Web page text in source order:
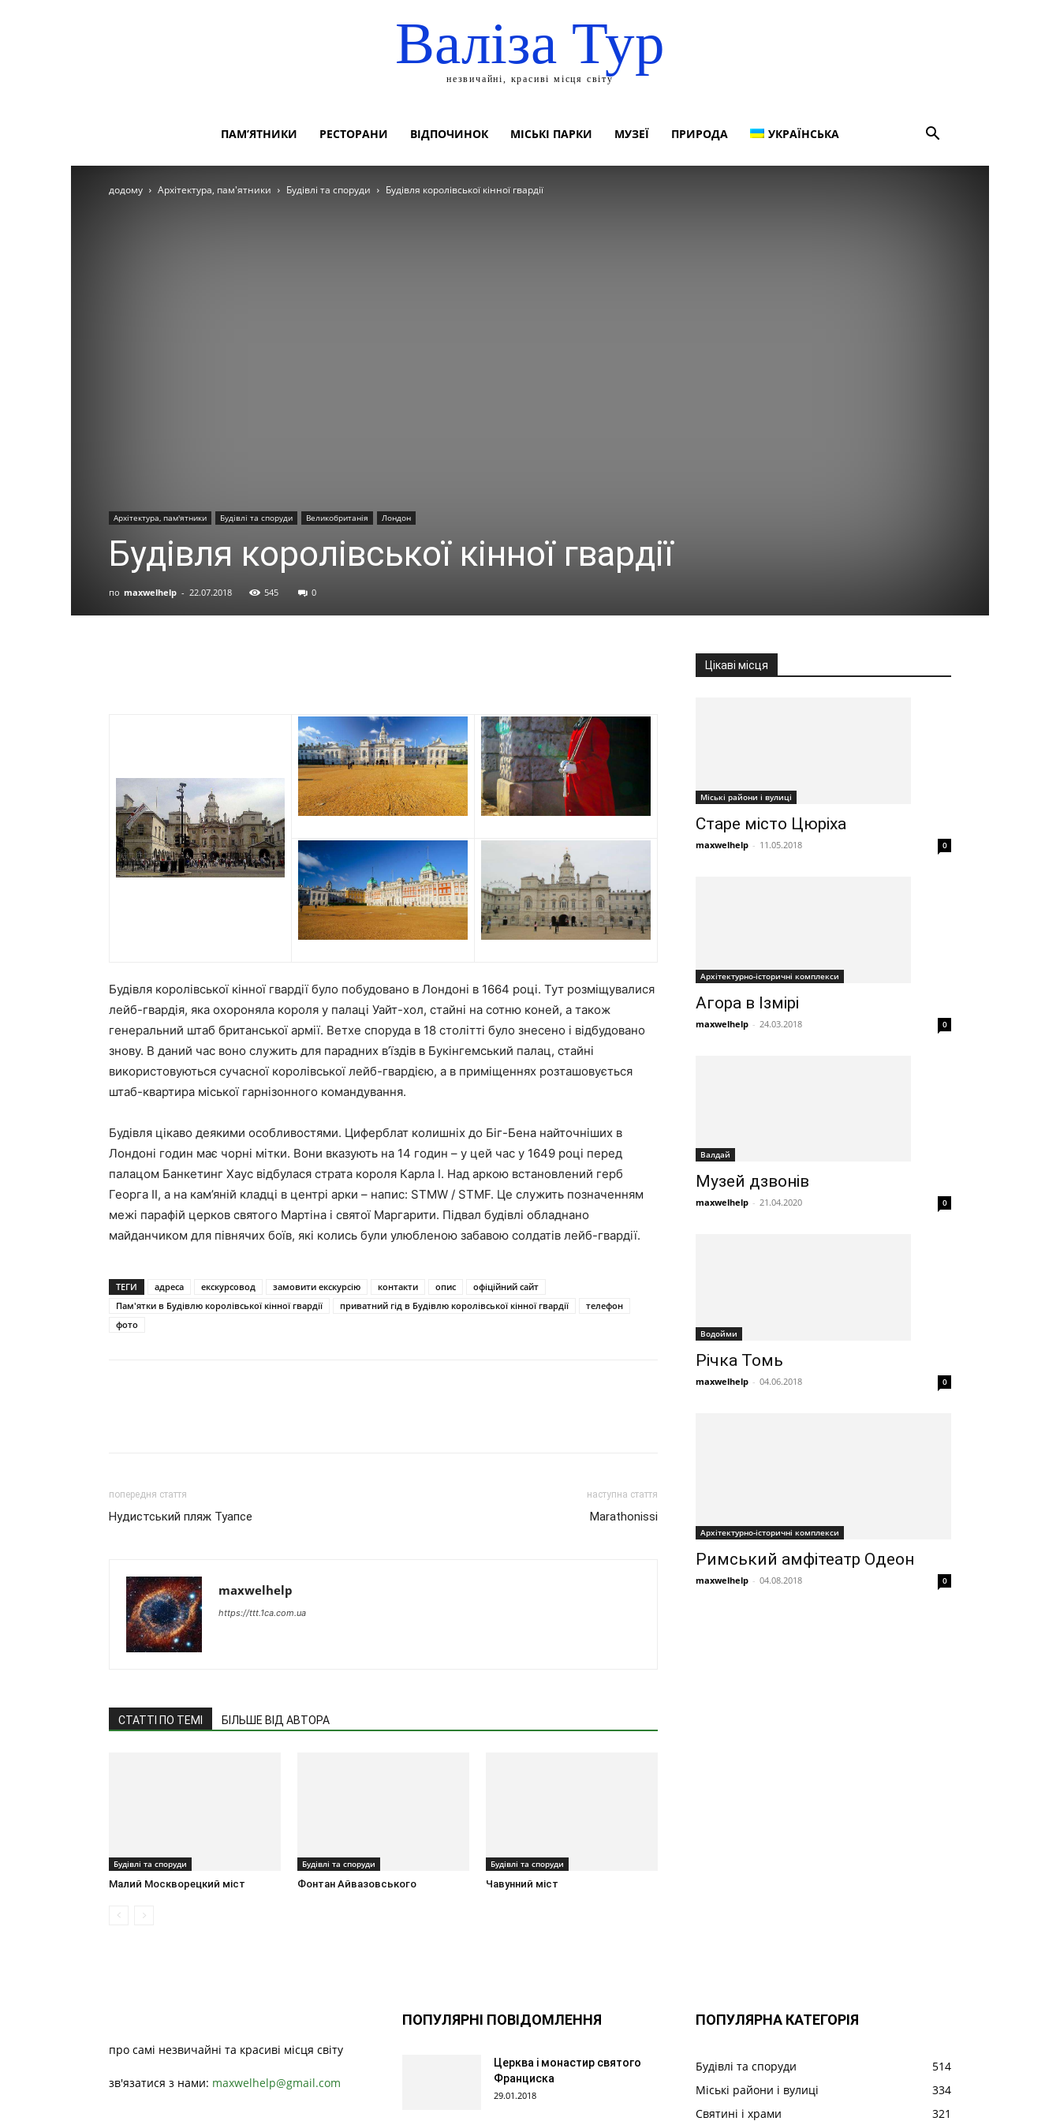
Валіза Тур
незвичайні, красиві місця світу
ПАМ’ЯТНИКИ РЕСТОРАНИ ВІДПОЧИНОК МІСЬКІ ПАРКИ МУЗЕЇ ПРИРОДА УКРАЇНСЬКА
додому Архітектура, пам'ятники Будівлі та споруди Будівля королівської кінної гвардії
Архітектура, пам'ятники Будівлі та споруди Великобританія Лондон
Будівля королівської кінної гвардії
по maxwelhelp - 22.07.2018 545 0
Будівля королівської кінної гвардії було побудовано в Лондоні в 1664 році. Тут розміщувалися
лейб-гвардія, яка охороняла короля у палаці Уайт-хол, стайні на сотню коней, а також
генеральний штаб британської армії. Ветхе споруда в 18 столітті було знесено і відбудовано
знову. В даний час воно служить для парадних в’їздів в Букінгемський палац, стайні
використовуються сучасної королівської лейб-гвардією, а в приміщеннях розташовується
штаб-квартира міської гарнізонного командування.
Будівля цікаво деякими особливостями. Циферблат колишніх до Біг-Бена найточніших в
Лондоні годин має чорні мітки. Вони вказують на 14 годин – у цей час у 1649 році перед
палацом Банкетинг Хаус відбулася страта короля Карла I. Над аркою встановлений герб
Георга II, а на кам’яній кладці в центрі арки – напис: STMW / STMF. Це служить позначенням
межі парафій церков святого Мартіна і святої Маргарити. Підвал будівлі обладнано
майданчиком для півнячих боїв, які колись були улюбленою забавою солдатів лейб-гвардії.
ТЕГИ адреса екскурсовод замовити екскурсію контакти опис
офіційний сайт
Пам'ятки в Будівлю королівської кінної гвардії
приватний гід в Будівлю королівської кінної гвардії
телефон
фото
попередня стаття
Нудистський пляж Туапсе
наступна стаття
Marathonissi
maxwelhelp
https://ttt.1ca.com.ua
СТАТТІ ПО ТЕМІ БІЛЬШЕ ВІД АВТОРА
Будівлі та споруди
Малий Москворецкий міст
Будівлі та споруди
Фонтан Айвазовського
Будівлі та споруди
Чавунний міст
Цікаві місця
Міські райони і вулиці
Старе місто Цюріха
maxwelhelp - 11.05.2018 0
Архітектурно-історичні комплекси
Агора в Ізмірі
maxwelhelp - 24.03.2018 0
Валдай
Музей дзвонів
maxwelhelp - 21.04.2020 0
Водойми
Річка Томь
maxwelhelp - 04.06.2018 0
Архітектурно-історичні комплекси
Римський амфітеатр Одеон
maxwelhelp - 04.08.2018 0
про самі незвичайні та красиві місця світу
зв'язатися з нами: maxwelhelp@gmail.com
ПОПУЛЯРНІ ПОВІДОМЛЕННЯ
Церква і монастир святого
Франциска
29.01.2018
ПОПУЛЯРНА КАТЕГОРІЯ
Будівлі та споруди
514
Міські райони і вулиці
334
Святині і храми
321